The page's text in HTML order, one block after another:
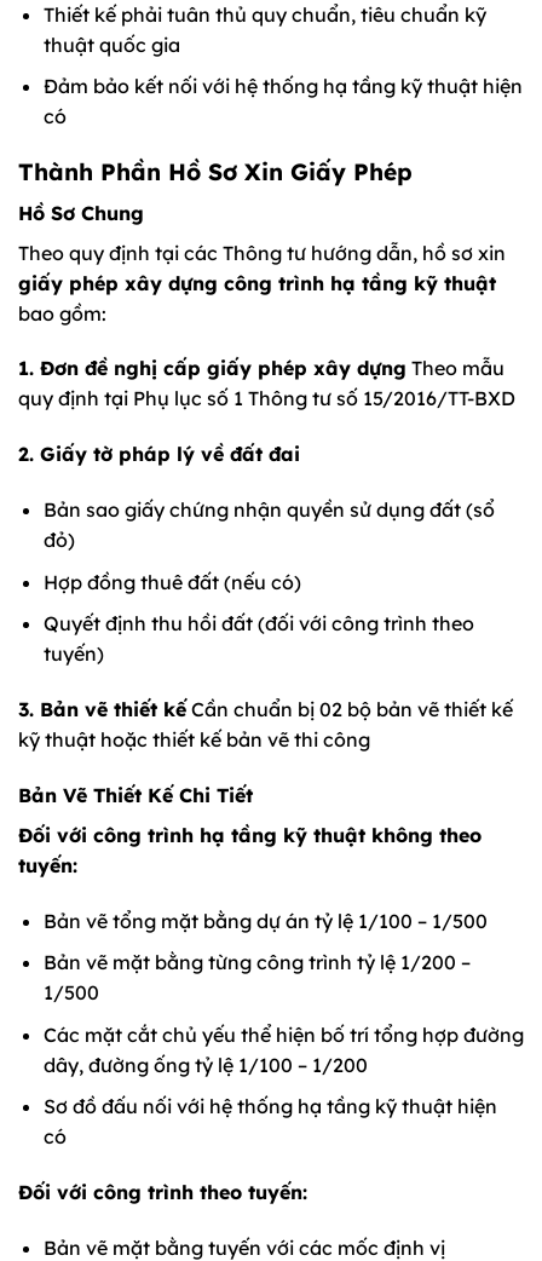
Thiết kế phải tuân thủ quy chuẩn, tiêu chuẩn kỹ
thuật quốc gia
Đảm bảo kết nối với hệ thống hạ tầng kỹ thuật hiện
có
Thành Phần Hồ Sơ Xin Giấy Phép
Hồ Sơ Chung
Theo quy định tại các Thông tư hướng dẫn, hồ sơ xin
giấy phép xây dựng công trình hạ tầng kỹ thuật
bao gồm:
1. Đơn đề nghị cấp giấy phép xây dựng Theo mẫu
quy định tại Phụ lục số 1 Thông tư số 15/2016/TT-BXD
2. Giấy tờ pháp lý về đất đai
Bản sao giấy chứng nhận quyền sử dụng đất (sổ
đỏ)
Hợp đồng thuê đất (nếu có)
Quyết định thu hồi đất (đối với công trình theo
tuyến)
3. Bản vẽ thiết kếCần chuẩn bị 02 bộ bản vẽ thiết kế
kỹ thuật hoặc thiết kế bản vẽ thi công
Bản Vẽ Thiết Kế Chi Tiết
Đối với công trình hạ tầng kỹ thuật không theo
tuyến:
Bản vẽ tổng mặt bằng dự án tỷ lệ 1/100 – 1/500
Bản vẽ mặt bằng từng công trình tỷ lệ 1/200 –
1/500
Các mặt cắt chủ yếu thể hiện bố trí tổng hợp đường
dây, đường ống tỷ lệ 1/100 – 1/200
Sơ đồ đấu nối với hệ thống hạ tầng kỹ thuật hiện
có
Đối với công trình theo tuyến:
Bản vẽ mặt bằng tuyến với các mốc định vị